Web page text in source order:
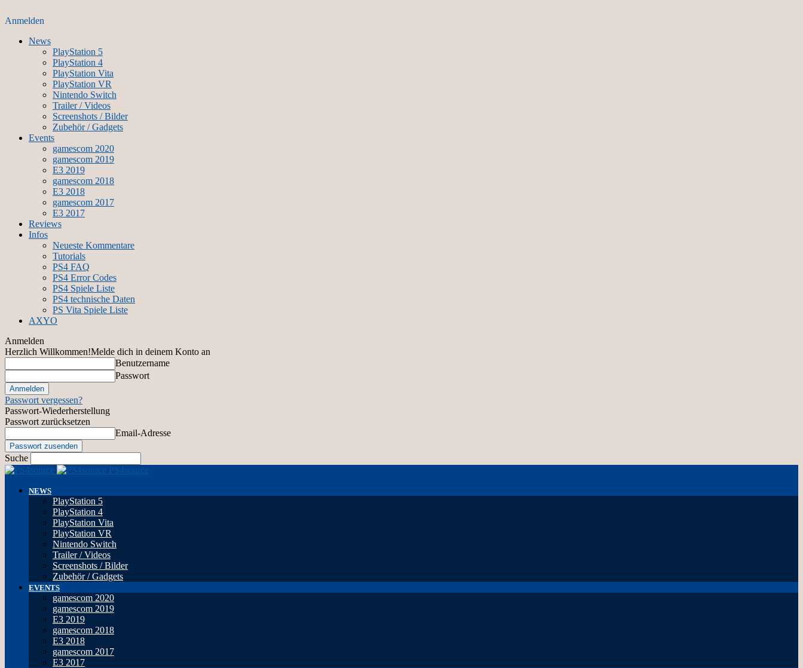
Anmelden
News
PlayStation 5
PlayStation 4
PlayStation Vita
PlayStation VR
Nintendo Switch
Trailer / Videos
Screenshots / Bilder
Zubehör / Gadgets
Events
gamescom 2020
gamescom 2019
E3 2019
gamescom 2018
E3 2018
gamescom 2017
E3 2017
Reviews
Infos
Neueste Kommentare
Tutorials
PS4 FAQ
PS4 Error Codes
PS4 Spiele Liste
PS4 technische Daten
PS Vita Spiele Liste
AXYO
Anmelden
Herzlich Willkommen!Melde dich in deinem Konto an
Benutzername
Passwort
Passwort vergessen?
Passwort-Wiederherstellung
Passwort zurücksetzen
Email-Adresse
Suche
NEWS
PlayStation 5
PlayStation 4
PlayStation Vita
PlayStation VR
Nintendo Switch
Trailer / Videos
Screenshots / Bilder
Zubehör / Gadgets
EVENTS
gamescom 2020
gamescom 2019
E3 2019
gamescom 2018
E3 2018
gamescom 2017
E3 2017